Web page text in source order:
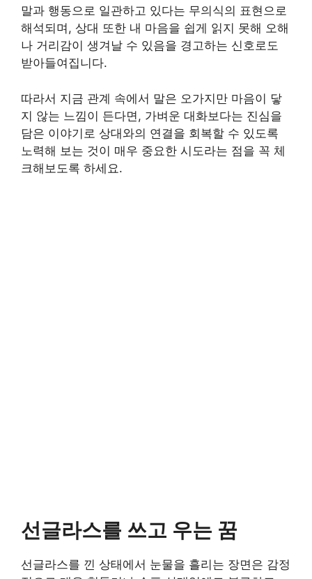
말과 행동으로 일관하고 있다는 무의식의 표현으로
해석되며, 상대 또한 내 마음을 쉽게 읽지 못해 오해
나 거리감이 생겨날 수 있음을 경고하는 신호로도
받아들여집니다.
따라서 지금 관계 속에서 말은 오가지만 마음이 닿
지 않는 느낌이 든다면, 가벼운 대화보다는 진심을
담은 이야기로 상대와의 연결을 회복할 수 있도록
노력해 보는 것이 매우 중요한 시도라는 점을 꼭 체
크해보도록 하세요.
선글라스를 쓰고 우는 꿈
선글라스를 낀 상태에서 눈물을 흘리는 장면은 감정